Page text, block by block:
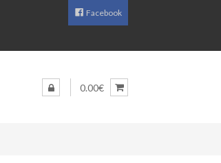
Facebook
0.00€